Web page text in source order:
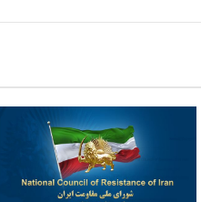
ا
ن
ک
ر
و
ن